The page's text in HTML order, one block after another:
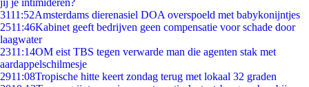
jij je intimideren?
3111:52Amsterdams dierenasiel DOA overspoeld met babykonijntjes
2511:46Kabinet geeft bedrijven geen compensatie voor schade door
laagwater
2311:14OM eist TBS tegen verwarde man die agenten stak met
aardappelschilmesje
2911:08Tropische hitte keert zondag terug met lokaal 32 graden